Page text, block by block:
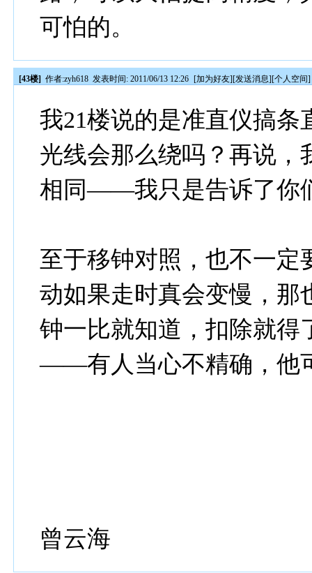
可怕的。
[43楼] 作者:zyh618 发表时间: 2011/06/13 12:26 [加为好友][发送消息][个人空间]
我21楼说的是准直仪搞
光线会那么绕吗？再说，
相同——我只是告诉了你
至于移钟对照，也不一
动如果走时真会变慢，那
钟一比就知道，扣除就得
——有人当心不精确，他
曾云海